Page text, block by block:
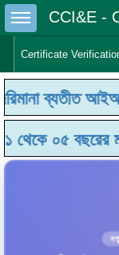
Toggle sidebarCCI&E -
Certificate
ব্যতীত
থেকে ০৫ বছরের